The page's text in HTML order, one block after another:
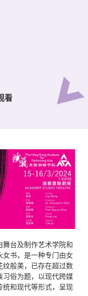
看
舞台及制作艺术学院和
书，是一种专门由女
般美，已存在超过数
习俗为题，以现代跨媒
和现代等形式，呈现